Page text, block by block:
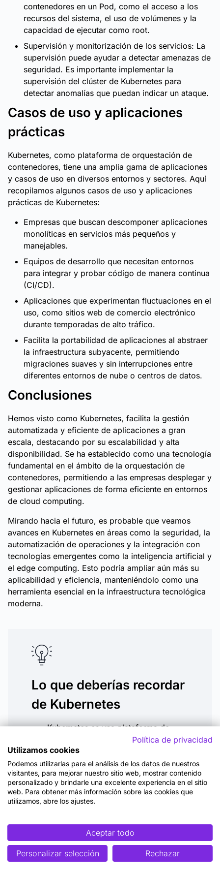
contenedores en un Pod, como el acceso a los
recursos del sistema, el uso de volúmenes y la
capacidad de ejecutar como root.
Supervisión y monitorización de los servicios: La
supervisión puede ayudar a detectar amenazas de
seguridad. Es importante implementar la
supervisión del clúster de Kubernetes para
detectar anomalías que puedan indicar un ataque.
Casos de uso y aplicaciones
prácticas
Kubernetes, como plataforma de orquestación de
contenedores, tiene una amplia gama de aplicaciones
y casos de uso en diversos entornos y sectores. Aquí
recopilamos algunos casos de uso y aplicaciones
prácticas de Kubernetes:
Empresas que buscan descomponer aplicaciones
monolíticas en servicios más pequeños y
manejables.
Equipos de desarrollo que necesitan entornos
para integrar y probar código de manera continua
(CI/CD).
Aplicaciones que experimentan fluctuaciones en el
uso, como sitios web de comercio electrónico
durante temporadas de alto tráfico.
Facilita la portabilidad de aplicaciones al abstraer
la infraestructura subyacente, permitiendo
migraciones suaves y sin interrupciones entre
diferentes entornos de nube o centros de datos.
Conclusiones
Hemos visto como Kubernetes, facilita la gestión
automatizada y eficiente de aplicaciones a gran
escala, destacando por su escalabilidad y alta
disponibilidad. Se ha establecido como una tecnología
fundamental en el ámbito de la orquestación de
contenedores, permitiendo a las empresas desplegar y
gestionar aplicaciones de forma eficiente en entornos
de cloud computing.
Mirando hacia el futuro, es probable que veamos
avances en Kubernetes en áreas como la seguridad, la
automatización de operaciones y la integración con
tecnologías emergentes como la inteligencia artificial y
el edge computing. Esto podría ampliar aún más su
aplicabilidad y eficiencia, manteniéndolo como una
herramienta esencial en la infraestructura tecnológica
moderna.
Lo que deberías recordar
de Kubernetes
Kubernetes es una plataforma de
código abierto, esencial para
administrar aplicaciones
contenerizadas.
Kubernetes no es una Plataforma
como Servicio (PaaS) convencional.
Aporta consistencia entre los
producción.
Su arquitectura basada en clústeres y
pods permite una gran escalabilidad.
Política de privacidad
Utilizamos cookies
Podemos utilizarlas para el análisis de los datos de nuestros
visitantes, para mejorar nuestro sitio web, mostrar contenido
personalizado y brindarle una excelente experiencia en el sitio
web. Para obtener más información sobre las cookies que
utilizamos, abre los ajustes.
Aceptar todo
Personalizar selección Rechazar